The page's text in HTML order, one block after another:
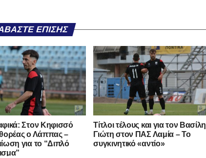
ΕΠΊΣΗΣ
Στον Κηφισσό
ο Λάππας –
για το “Διπλό
Τίτλοι τέλους και για τον Βασίλη
Γιώτη στον ΠΑΣ Λαμία – Το
συγκινητικό «αντίο»